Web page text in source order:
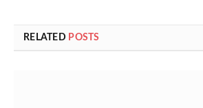
RELATED POSTS